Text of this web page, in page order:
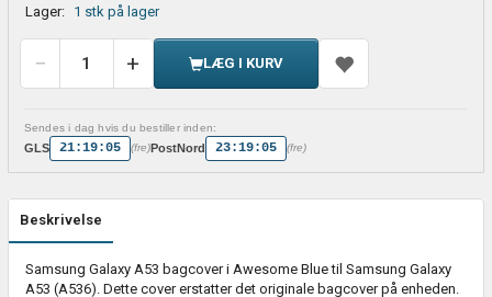
Lager: 1 stk på lager
LÆG I KURV
Sendes i dag hvis du bestiller inden:
GLS 21:19:05 (fre)PostNord 23:19:05 (fre)
Beskrivelse
Samsung Galaxy A53 bagcover i Awesome Blue til Samsung Galaxy
A53 (A536). Dette cover erstatter det originale bagcover på enheden.